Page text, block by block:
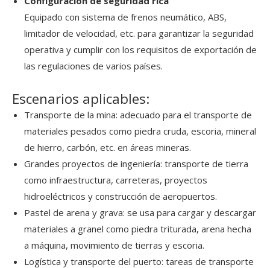
Equipado con sistema de frenos neumático, ABS,
limitador de velocidad, etc. para garantizar la seguridad
operativa y cumplir con los requisitos de exportación de
las regulaciones de varios países.
Escenarios aplicables:
Transporte de la mina: adecuado para el transporte de
materiales pesados ​​como piedra cruda, escoria, mineral
de hierro, carbón, etc. en áreas mineras.
Grandes proyectos de ingeniería: transporte de tierra
como infraestructura, carreteras, proyectos
hidroeléctricos y construcción de aeropuertos.
Pastel de arena y grava: se usa para cargar y descargar
materiales a granel como piedra triturada, arena hecha
a máquina, movimiento de tierras y escoria.
Logística y transporte del puerto: tareas de transporte